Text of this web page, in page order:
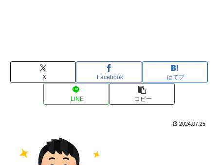
X Facebook はてブ
LINE コピー
2024.07.25